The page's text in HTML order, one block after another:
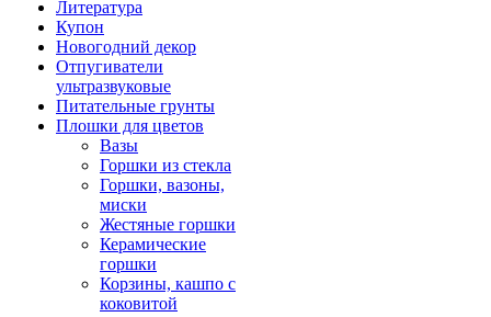
Литература
Купон
Новогодний декор
Отпугиватели
ультразвуковые
Питательные грунты
Плошки для цветов
Вазы
Горшки из стекла
Горшки, вазоны,
миски
Жестяные горшки
Керамические
горшки
Корзины, кашпо с
коковитой